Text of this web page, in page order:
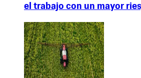
el trabajo con un mayor